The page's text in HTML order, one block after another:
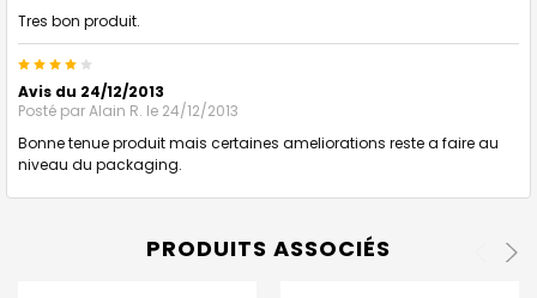
Tres bon produit.
Avis du 24/12/2013
Posté parAlain R. le 24/12/2013
Bonne tenue produit mais certaines ameliorations reste a faire au
niveau du packaging.
PRODUITS ASSOCIÉS